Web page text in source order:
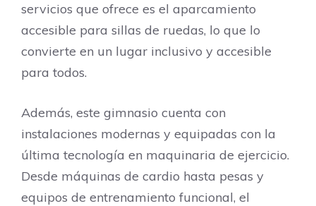
servicios que ofrece es el aparcamiento
accesible para sillas de ruedas, lo que lo
convierte en un lugar inclusivo y accesible
para todos.
Además, este gimnasio cuenta con
instalaciones modernas y equipadas con la
última tecnología en maquinaria de ejercicio.
Desde máquinas de cardio hasta pesas y
equipos de entrenamiento funcional, el